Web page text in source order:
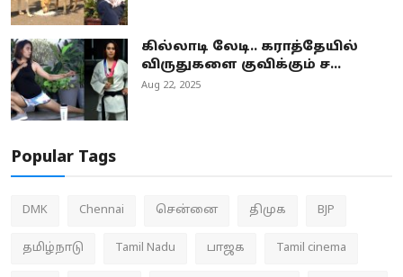
கில்லாடி லேடி.. கராத்தேயில்
விருதுகளை குவிக்கும் ச...
Aug 22, 2025
Popular Tags
DMK Chennai சென்னை திமுக BJP
தமிழ்நாடு Tamil Nadu பாஜக Tamil cinema